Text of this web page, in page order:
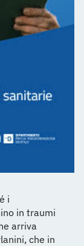
i
in traumi
arriva
che in